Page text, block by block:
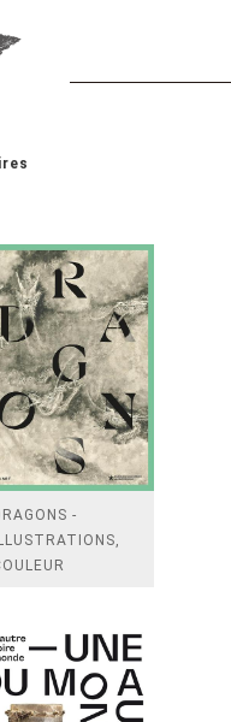
-
ILLUSTRATIONS,